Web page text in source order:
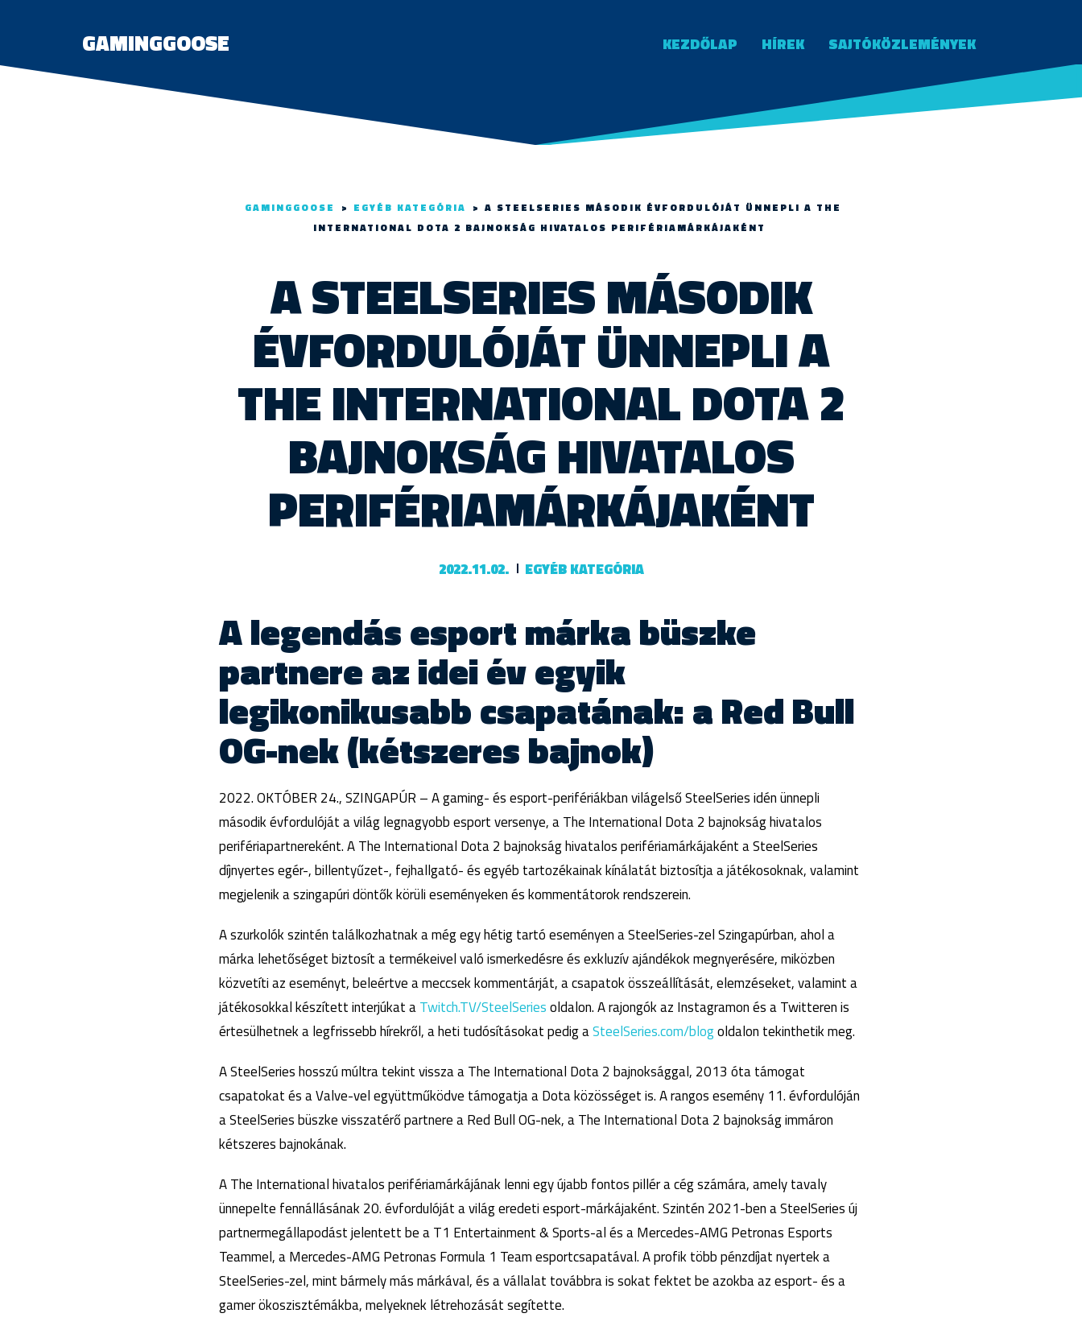
GAMINGGOOSE KEZDŐLAP HÍREK SAJTÓKÖZLEMÉNYEK
GAMINGGOOSE > EGYÉB KATEGÓRIA > A STEELSERIES MÁSODIK ÉVFORDULÓJÁT ÜNNEPLI A THE
INTERNATIONAL DOTA 2 BAJNOKSÁG HIVATALOS PERIFÉRIAMÁRKÁJAKÉNT
A STEELSERIES MÁSODIK
ÉVFORDULÓJÁT ÜNNEPLI A
THE INTERNATIONAL DOTA 2
BAJNOKSÁG HIVATALOS
PERIFÉRIAMÁRKÁJAKÉNT
2022.11.02. EGYÉB KATEGÓRIA
A legendás esport márka büszke
partnere az idei év egyik
legikonikusabb csapatának: a Red Bull
OG-nek (kétszeres bajnok)
2022. OKTÓBER 24., SZINGAPÚR – A gaming- és esport-perifériákban világelső SteelSeries idén ünnepli
második évfordulóját a világ legnagyobb esport versenye, a The International Dota 2 bajnokság hivatalos
perifériapartnereként. A The International Dota 2 bajnokság hivatalos perifériamárkájaként a SteelSeries
díjnyertes egér-, billentyűzet-, fejhallgató- és egyéb tartozékainak kínálatát biztosítja a játékosoknak, valamint
megjelenik a szingapúri döntők körüli eseményeken és kommentátorok rendszerein.
A szurkolók szintén találkozhatnak a még egy hétig tartó eseményen a SteelSeries-zel Szingapúrban, ahol a
márka lehetőséget biztosít a termékeivel való ismerkedésre és exkluzív ajándékok megnyerésére, miközben
közvetíti az eseményt, beleértve a meccsek kommentárját, a csapatok összeállítását, elemzéseket, valamint a
játékosokkal készített interjúkat aTwitch.TV/SteelSeriesoldalon. A rajongók az Instagramon és a Twitteren is
értesülhetnek a legfrissebb hírekről, a heti tudósításokat pedig aSteelSeries.com/blogoldalon tekinthetik meg.
A SteelSeries hosszú múltra tekint vissza a The International Dota 2 bajnoksággal, 2013 óta támogat
csapatokat és a Valve-vel együttműködve támogatja a Dota közösséget is. A rangos esemény 11. évfordulóján
a SteelSeries büszke visszatérő partnere a Red Bull OG-nek, a The International Dota 2 bajnokság immáron
kétszeres bajnokának.
A The International hivatalos perifériamárkájának lenni egy újabb fontos pillér a cég számára, amely tavaly
ünnepelte fennállásának 20. évfordulóját a világ eredeti esport-márkájaként. Szintén 2021-ben a SteelSeries új
partnermegállapodást jelentett be a T1 Entertainment & Sports-al és a Mercedes-AMG Petronas Esports
Teammel, a Mercedes-AMG Petronas Formula 1 Team esportcsapatával. A profik több pénzdíjat nyertek a
SteelSeries-zel, mint bármely más márkával, és a vállalat továbbra is sokat fektet be azokba az esport- és a
gamer ökoszisztémákba, melyeknek létrehozását segítette.